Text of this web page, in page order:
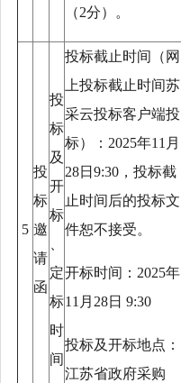
（2分）。
5
投
标
邀
请
函
投
标
及
开
标
定
标
时
间
投标截止时间（网
上投标截止时间苏
采云投标客户端投
标）
： 2025年11 月
28日 9:30，投标截
止时间后的投标文
件恕不接受。
开标时间： 2025年
11 月 28日 9:30
投标及开标地点：
江苏省政府采购